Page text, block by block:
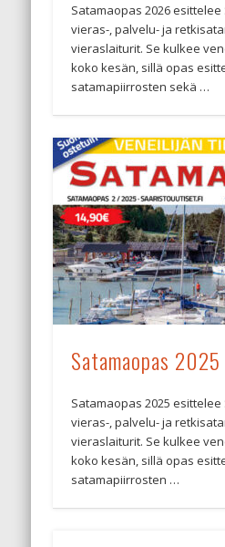
Satamaopas 2026
vieras-, palvelu- ja
vieraslaiturit. Se kulkee
koko kesän, sillä opas
satamapiirrosten sekä …
Satamaopas 2025
Satamaopas 2025
vieras-, palvelu- ja
vieraslaiturit. Se kulkee
koko kesän, sillä opas
satamapiirrosten …